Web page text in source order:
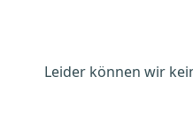
Leider können wir